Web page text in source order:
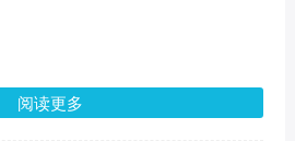
阅读更多